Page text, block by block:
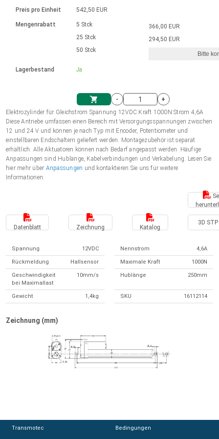
Einheitssystem
Einkaufswagen
Hubmagnete
230 - 50 Hz | 110 - 60 Hz
Drehzahlregelung für die AIS-Serie
Bürstenlose Gleichstrommotoren
mit Planetengetriebe und internem
Ø 28-42| 1-1400 rpm | <= 290Ncm
Bürstenlose DC Motor Controller
Gleichstrommotoren mit
Schneckengetriebe und Bürsten
Ø43-124mm | 31-425rpm | ≤ 41Nm
Treiber für Gleichstrommotoren mit
Synchron-Asynchron | für 1-4 Elektrozylinder
Synchron-Asynchron | für 1-4 Elektrozylinder
Français (EUR)
Polski (EUR)
Norsk (NOK)
Suomi (EUR)
Preis pro Einheit
Mengenrabatt
Lagerbestand
542,50 EUR
5 Stck
25 Stck
50 Stck
Ja
366,00 EUR
294,50 EUR
Bitte
-
+
Elektrozylinder für Gleichstrom Spannung 12VDC Kraft 1000N Strom 4,6A
Diese Antriebe umfassen einen Bereich mit Versorgungsspannungen zwischen
12 und 24 V und können je nach Typ mit Encoder, Potentiometer und
einstellbaren Endschaltern geliefert werden. Montagezubehör ist separat
erhältlich. Alle Aktuatoren können nach Bedarf angepasst werden. Häufige
Anpassungen sind Hublänge, Kabelverbindungen und Verkabelung. Lesen Sie
hier mehr über Anpassungen und kontaktieren Sie uns für weitere
Informationen.
Datenblatt Zeichnung Katalog
3D STP
Spannung 12VDC Nennstrom 4,6A
Rückmeldung Hallsensor Maximale Kraft 1000N
Geschwindigkeit
bei Maximallast
10mm/s Hublänge 250mm
Gewicht 1,4kg SKU 16112114
Zeichnung (mm)
Transmotec Bedingungen
Transmotec Bedingungen